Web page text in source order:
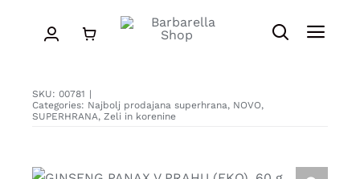
Toggle
SKU: 00781 |
Categories: Najbolj prodajana superhrana, NOVO,
SUPERHRANA, Zeli in korenine